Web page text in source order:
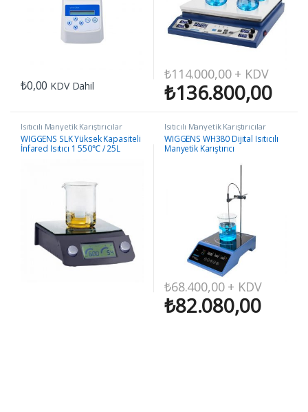
₺0,00 KDV Dahil
₺114.000,00+ KDV
₺136.800,00
Isıtıcılı Manyetik Karıştırıcılar
WIGGENS SLK Yüksek Kapasiteli
İnfared Isıtıcı 1 550℃ / 25L
Isıtıcılı Manyetik Karıştırıcılar
WIGGENS WH380 Dijital Isıtıcılı
Manyetik Karıştırıcı
₺68.400,00+ KDV
₺82.080,00